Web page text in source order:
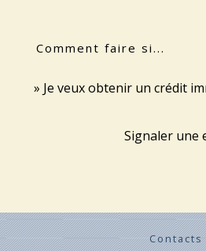
Comment faire si...
Je veux obtenir un crédit
Signaler une
Contacts